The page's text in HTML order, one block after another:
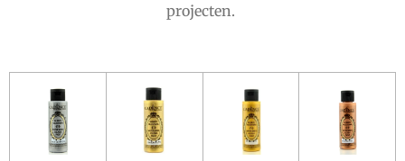
projecten.